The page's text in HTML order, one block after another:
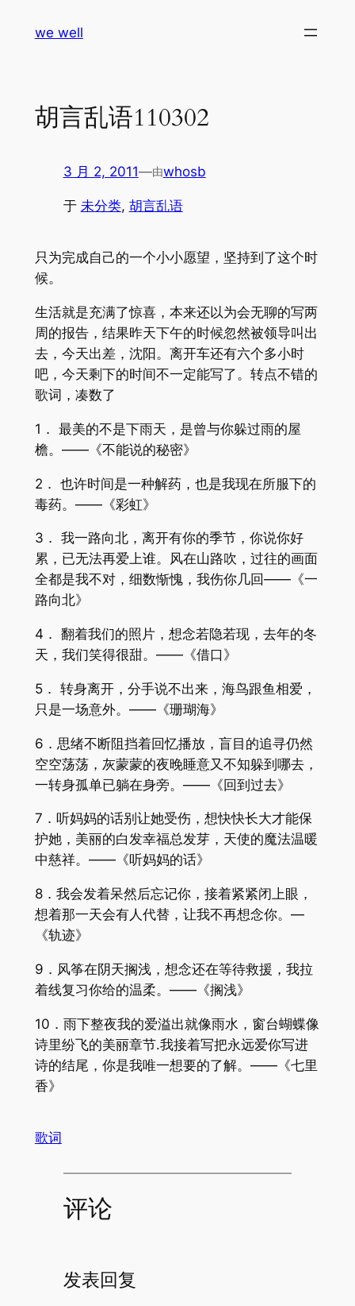
we well
胡言乱语110302
3 月 2, 2011—由whosb
于 未分类, 胡言乱语
只为完成自己的一个小小愿望，坚持到了这个时
候。
生活就是充满了惊喜，本来还以为会无聊的写两
周的报告，结果昨天下午的时候忽然被领导叫出
去，今天出差，沈阳。离开车还有六个多小时
吧，今天剩下的时间不一定能写了。转点不错的
歌词，凑数了
1． 最美的不是下雨天，是曾与你躲过雨的屋
檐。——《不能说的秘密》
2． 也许时间是一种解药，也是我现在所服下的
毒药。——《彩虹》
3． 我一路向北，离开有你的季节，你说你好
累，已无法再爱上谁。风在山路吹，过往的画面
全都是我不对，细数惭愧，我伤你几回——《一
路向北》
4． 翻着我们的照片，想念若隐若现，去年的冬
天，我们笑得很甜。——《借口》
5． 转身离开，分手说不出来，海鸟跟鱼相爱，
只是一场意外。——《珊瑚海》
6．思绪不断阻挡着回忆播放，盲目的追寻仍然
空空荡荡，灰蒙蒙的夜晚睡意又不知躲到哪去，
一转身孤单已躺在身旁。——《回到过去》
7．听妈妈的话别让她受伤，想快快长大才能保
护她，美丽的白发幸福总发芽，天使的魔法温暖
中慈祥。——《听妈妈的话》
8．我会发着呆然后忘记你，接着紧紧闭上眼，
想着那一天会有人代替，让我不再想念你。—
《轨迹》
9．风筝在阴天搁浅，想念还在等待救援，我拉
着线复习你给的温柔。——《搁浅》
10．雨下整夜我的爱溢出就像雨水，窗台蝴蝶像
诗里纷飞的美丽章节.我接着写把永远爱你写进
诗的结尾，你是我唯一想要的了解。——《七里
香》
歌词
评论
发表回复